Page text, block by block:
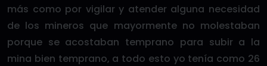
más como por vigilar y atender alguna necesidad
de los mineros que mayormente no molestaban
porque se acostaban temprano para subir a la
mina bien temprano, a todo esto yo tenía como 26